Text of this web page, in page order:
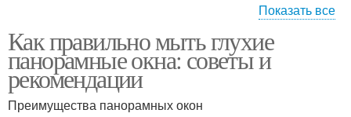
Американские окна
створками
Показать все
Как правильно мыть глухие
панорамные окна: советы и
рекомендации
Преимущества панорамных окон